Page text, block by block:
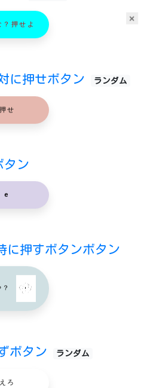
×
？押せよ
に押せボタン ランダム
押せ
タン
e
に押すボタンボタン
？
ボタン ランダム
えろ